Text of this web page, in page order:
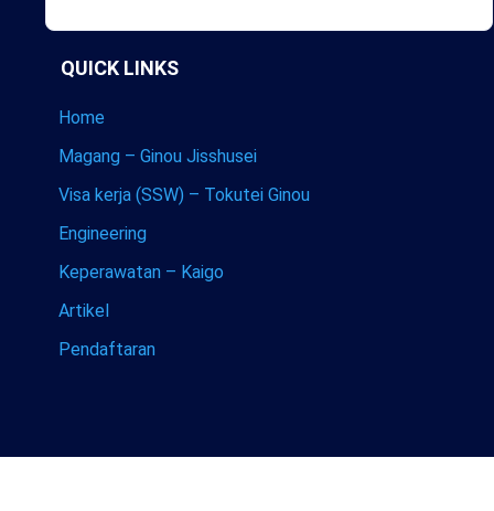
QUICK LINKS
Home
Magang – Ginou Jisshusei
Visa kerja (SSW) – Tokutei Ginou
Engineering
Keperawatan – Kaigo
Artikel
Pendaftaran